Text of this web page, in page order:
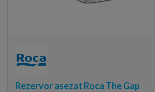
Rezervor asezat Roca The Gap